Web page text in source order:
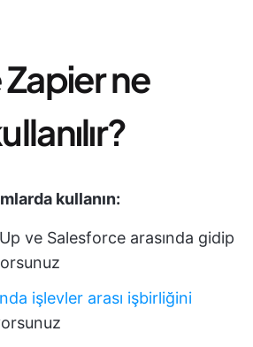
ne
kullanın:
ve Salesforce arasında gidip
işlevler arası işbirliğini